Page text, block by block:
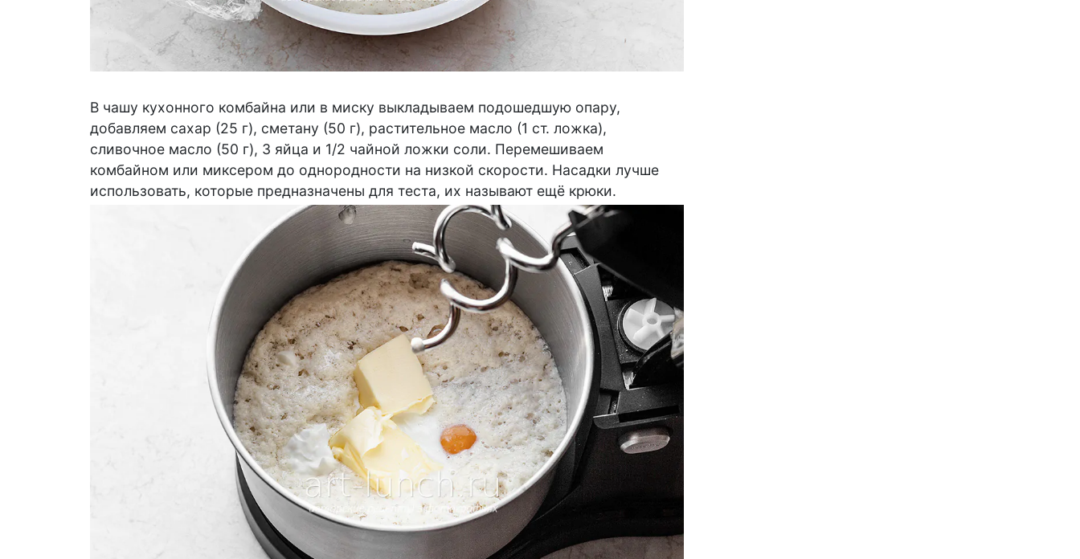
В чашу кухонного комбайна или в миску выкладываем подошедшую опару,
добавляем сахар (25 г), сметану (50 г), растительное масло (1 ст. ложка),
сливочное масло (50 г), 3 яйца и 1/2 чайной ложки соли. Перемешиваем
комбайном или миксером до однородности на низкой скорости. Насадки лучше
использовать, которые предназначены для теста, их называют ещё крюки.